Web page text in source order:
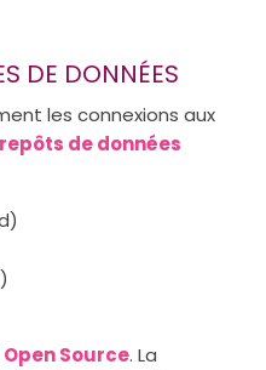
DE DONNÉES
les connexions aux
de données
Open Source. La